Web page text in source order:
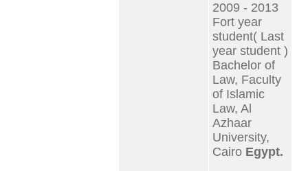
2009 - 2013
Fort year
student( Last
year student )
Bachelor of
Law, Faculty
of Islamic
Law, Al
Azhaar
University,
Cairo Egypt.